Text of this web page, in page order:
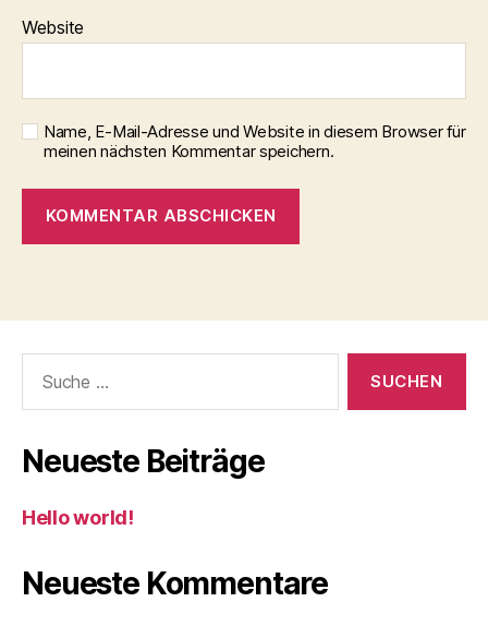
Website
Name, E-Mail-Adresse und Website in diesem Browser für
meinen nächsten Kommentar speichern.
nach:
Neueste Beiträge
Hello world!
Neueste Kommentare